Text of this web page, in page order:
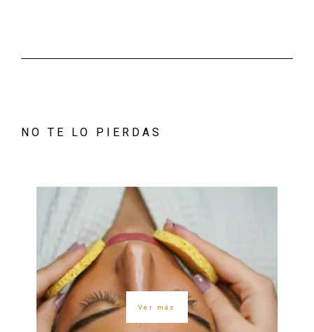
NO TE LO PIERDAS
Ver más